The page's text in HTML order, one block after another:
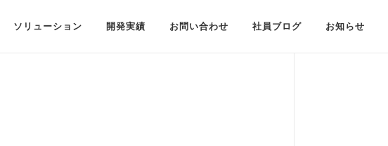
ソリューション 開発実績 お問い合わせ 社員ブログ お知らせ